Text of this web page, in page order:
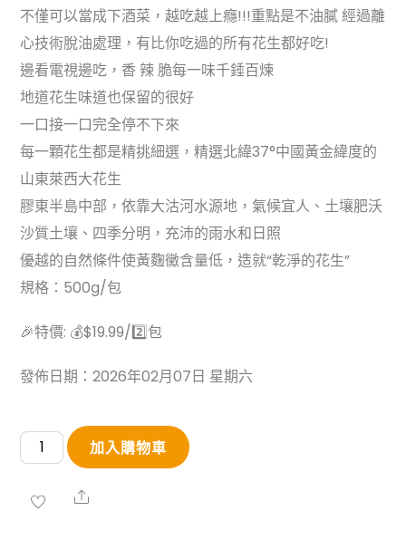
不僅可以當成下酒菜，越吃越上癮!!!重點是不油膩 經過離
心技術脫油處理，有比你吃過的所有花生都好吃!
邊看電視邊吃，香 辣 脆每一味千錘百煉
地道花生味道也保留的很好
一口接一口完全停不下來
每一顆花生都是精挑細選，精選北緯37°中國黃金緯度的
山東萊西大花生
膠東半島中部，依靠大沽河水源地，氣候宜人、土壤肥沃
沙質土壤、四季分明，充沛的雨水和日照
優越的自然條件使黃麴黴含量低，造就“乾淨的花生”
規格：500g/包
🎉特價: 💰$19.99/2️⃣包
發佈日期：2026年02月07日 星期六
發
財
花
加入購物車
Share